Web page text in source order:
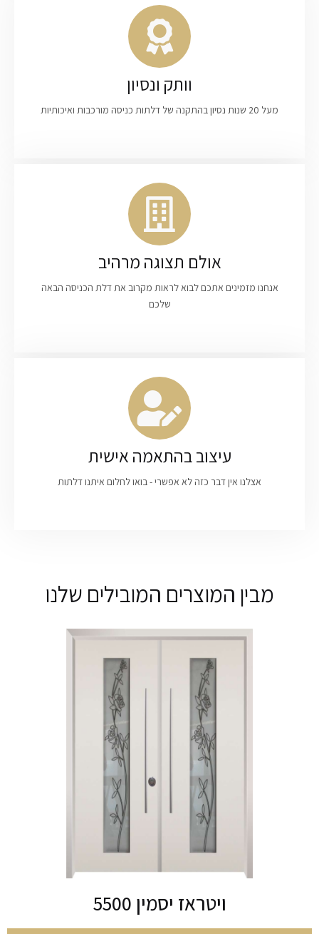
וותק ונסיון
מעל 20 שנות נסיון בהתקנה של דלתות כניסה מורכבות ואיכותיות
אולם תצוגה מרהיב
אנחנו מזמינים אתכם לבוא לראות מקרוב את דלת הכניסה הבאה
שלכם
עיצוב בהתאמה אישית
אצלנו אין דבר כזה לא אפשרי - בואו לחלום איתנו דלתות
מבין המוצרים המובילים שלנו
ויטראז יסמין 5500